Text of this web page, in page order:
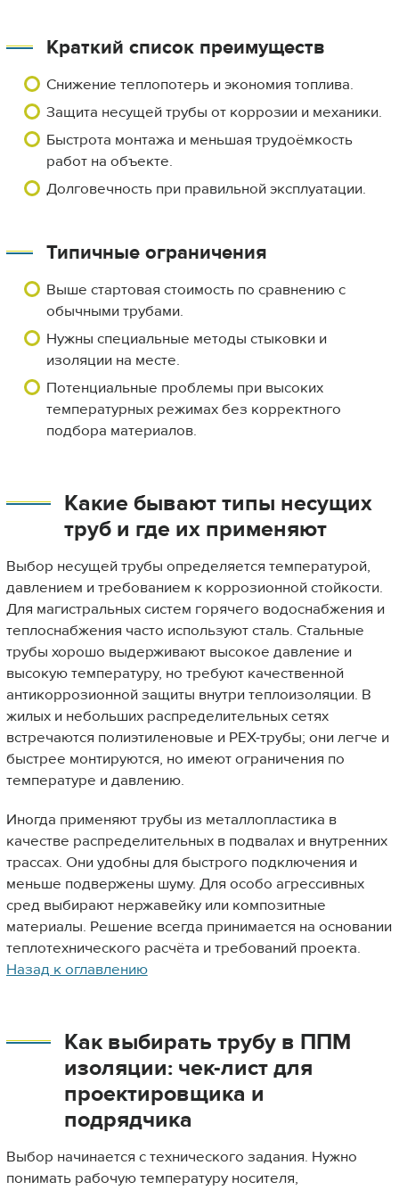
Краткий список преимуществ
Снижение теплопотерь и экономия топлива.
Защита несущей трубы от коррозии и механики.
Быстрота монтажа и меньшая трудоёмкость
работ на объекте.
Долговечность при правильной эксплуатации.
Типичные ограничения
Выше стартовая стоимость по сравнению с
обычными трубами.
Нужны специальные методы стыковки и
изоляции на месте.
Потенциальные проблемы при высоких
температурных режимах без корректного
подбора материалов.
Какие бывают типы несущих
труб и где их применяют
Выбор несущей трубы определяется температурой,
давлением и требованием к коррозионной стойкости.
Для магистральных систем горячего водоснабжения и
теплоснабжения часто используют сталь. Стальные
трубы хорошо выдерживают высокое давление и
высокую температуру, но требуют качественной
антикоррозионной защиты внутри теплоизоляции. В
жилых и небольших распределительных сетях
встречаются полиэтиленовые и PEX-трубы; они легче и
быстрее монтируются, но имеют ограничения по
температуре и давлению.
Иногда применяют трубы из металлопластика в
качестве распределительных в подвалах и внутренних
трассах. Они удобны для быстрого подключения и
меньше подвержены шуму. Для особо агрессивных
сред выбирают нержавейку или композитные
материалы. Решение всегда принимается на основании
теплотехнического расчёта и требований проекта.
Назад к оглавлению
Как выбирать трубу в ППМ
изоляции: чек-лист для
проектировщика и
подрядчика
Выбор начинается с технического задания. Нужно
понимать рабочую температуру носителя,